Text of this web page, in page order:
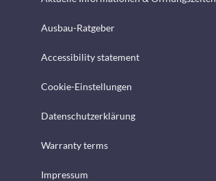
Ausbau-Ratgeber
Accessibility statement
Cookie-Einstellungen
Datenschutzerklärung
Warranty terms
Impressum